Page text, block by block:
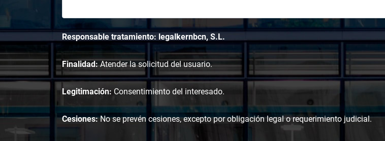
Responsable tratamiento: legalkernbcn, S.L.
Finalidad:Atender la solicitud del usuario.
Legitimación: Consentimiento del interesado.
Cesiones:No se prevén cesiones, excepto por obligación legal o requerimiento judicial.